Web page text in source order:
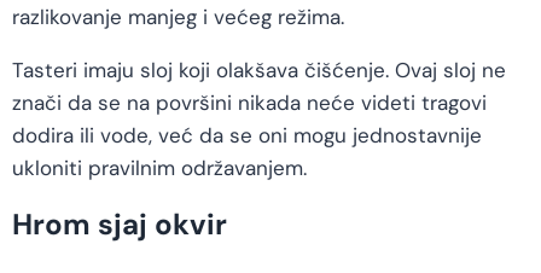
razlikovanje manjeg i većeg režima.
Tasteri imaju sloj koji olakšava čišćenje. Ovaj sloj ne
znači da se na površini nikada neće videti tragovi
dodira ili vode, već da se oni mogu jednostavnije
ukloniti pravilnim održavanjem.
Hrom sjaj okvir